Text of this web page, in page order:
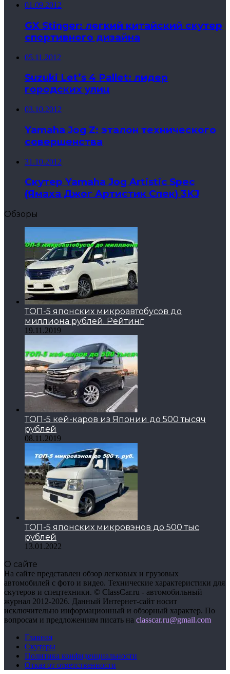
01.09.2012
GX Stinger: легкий китайский скутер
спортивного дизайна
05.11.2012
Suzuki Let’s 4 Pallet: лидер
городских улиц
03.10.2012
Yamaha Jog Z: эталон технического
совершенства
31.10.2012
Скутер Yamaha Jog Artistic Spec
(Ямаха Джог Артистик Спек) 3KJ
Обзоры
ТОП-5 японских микроавтобусов до
миллиона рублей. Рейтинг
19.11.2019
ТОП-5 кей-каров из Японии до 500 тысяч
рублей
08.11.2019
ТОП-5 японских микровэнов до 500 тыс
рублей
13.01.2022
О сайте
На сайте представлен обзор легковых и грузовых
автомобилей с фото и видео. Технические характеристики для
скутеров и спецтехники. © ClassCar.ru - автомобильный
журнал 2012-2026. Данный Интернет-сайт носит
исключительно информационный и обзорный характер. По
вопросам и предложениям писать на сlasscar.ru@gmail.com
Главная
Скутеры
Политика конфиденциальности
Отказ от ответственности